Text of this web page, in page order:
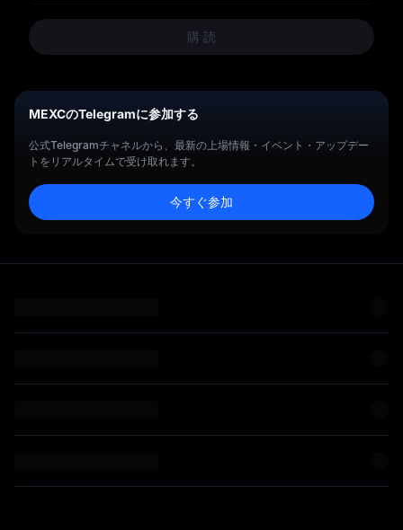
購 読
MEXCのTelegramに参加する
公式Telegramチャネルから、最新の上場情報・イベント・アップデー
トをリアルタイムで受け取れます。
今すぐ参加